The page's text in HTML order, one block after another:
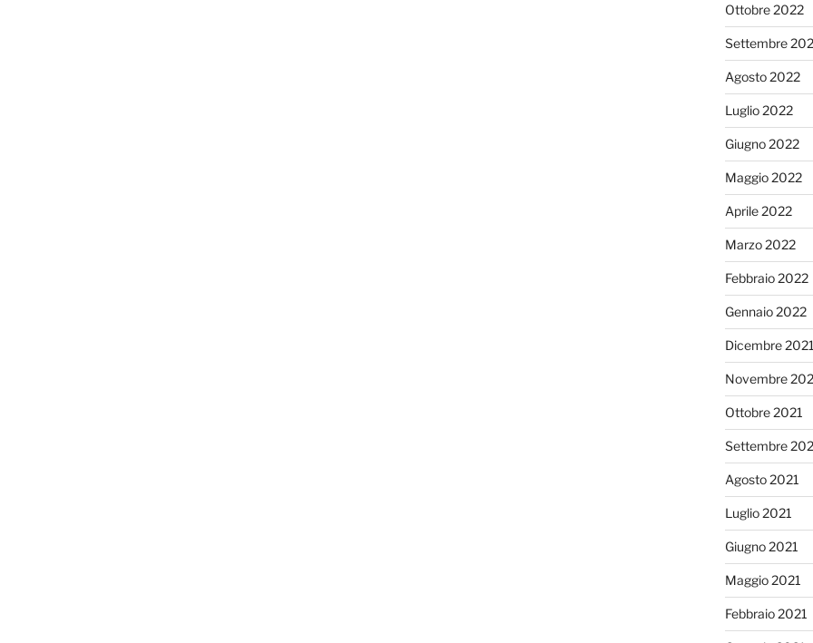
Ottobre 2022
Settembre
Agosto 2022
Luglio 2022
Giugno 2022
Maggio 2022
Aprile 2022
Marzo 2022
Febbraio 2022
Gennaio 2022
Dicembre 2021
Novembre
Ottobre 2021
Settembre
Agosto 2021
Luglio 2021
Giugno 2021
Maggio 2021
Febbraio 2021